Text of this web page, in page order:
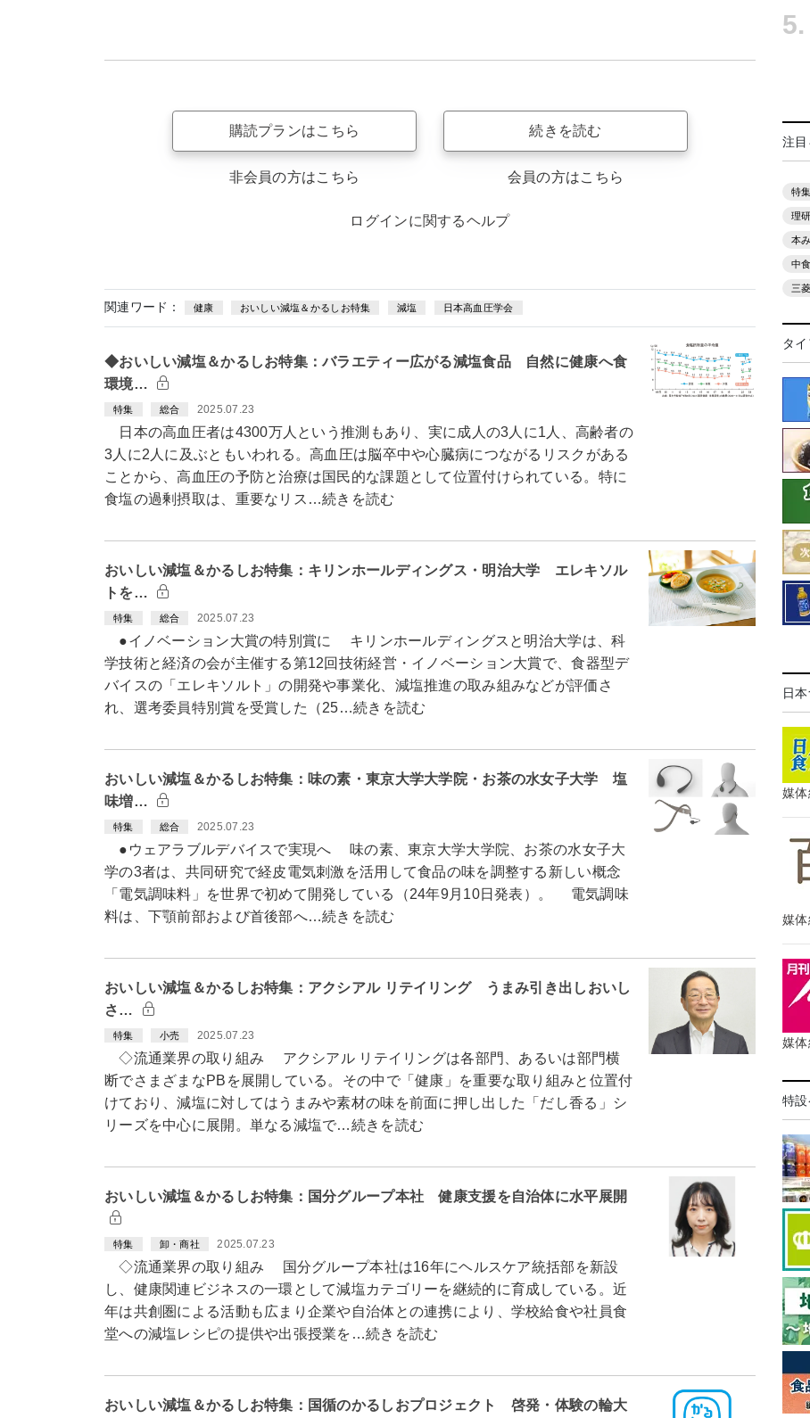
購読プランはこちら
非会員の方はこちら
続きを読む
会員の方はこちら
ログインに関するヘルプ
関連ワード： 健康 おいしい減塩＆かるしお特集 減塩 日本高血圧学会
◆おいしい減塩＆かるしお特集：バラエティー広がる減塩食品 自然に健康へ食
環境…
特集 総合 2025.07.23
日本の高血圧者は4300万人という推測もあり、実に成人の3人に1人、高齢者の
3人に2人に及ぶともいわれる。高血圧は脳卒中や心臓病につながるリスクがある
ことから、高血圧の予防と治療は国民的な課題として位置付けられている。特に
食塩の過剰摂取は、重要なリス…続きを読む
おいしい減塩＆かるしお特集：キリンホールディングス・明治大学 エレキソル
トを…
特集 総合 2025.07.23
●イノベーション大賞の特別賞に キリンホールディングスと明治大学は、科
学技術と経済の会が主催する第12回技術経営・イノベーション大賞で、食器型デ
バイスの「エレキソルト」の開発や事業化、減塩推進の取み組みなどが評価さ
れ、選考委員特別賞を受賞した（25…続きを読む
おいしい減塩＆かるしお特集：味の素・東京大学大学院・お茶の水女子大学 塩
味増…
特集 総合 2025.07.23
●ウェアラブルデバイスで実現へ 味の素、東京大学大学院、お茶の水女子大
学の3者は、共同研究で経皮電気刺激を活用して食品の味を調整する新しい概念
「電気調味料」を世界で初めて開発している（24年9月10日発表）。 電気調味
料は、下顎前部および首後部へ…続きを読む
おいしい減塩＆かるしお特集：アクシアル リテイリング うまみ引き出しおいし
さ…
特集 小売 2025.07.23
◇流通業界の取り組み アクシアル リテイリングは各部門、あるいは部門横
断でさまざまなPBを展開している。その中で「健康」を重要な取り組みと位置付
けており、減塩に対してはうまみや素材の味を前面に押し出した「だし香る」シ
リーズを中心に展開。単なる減塩で…続きを読む
おいしい減塩＆かるしお特集：国分グループ本社 健康支援を自治体に水平展開
特集 卸・商社 2025.07.23
◇流通業界の取り組み 国分グループ本社は16年にヘルスケア統括部を新設
し、健康関連ビジネスの一環として減塩カテゴリーを継続的に育成している。近
年は共創圏による活動も広まり企業や自治体との連携により、学校給食や社員食
堂への減塩レシピの提供や出張授業を…続きを読む
おいしい減塩＆かるしお特集：国循のかるしおプロジェクト 啓発・体験の輪大
5.
注目
特集
理
本
中食
三
タ
日
媒
媒
媒
特設